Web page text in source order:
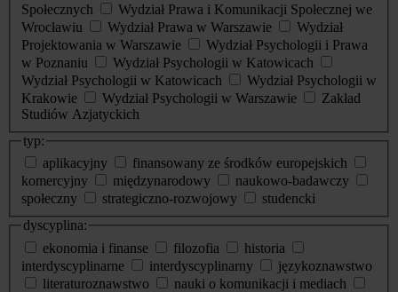
Społecznych
Wydział Prawa i Komunikacji Społecznej we
Wrocławiu
Wydział Prawa w Warszawie
Wydział
Projektowania w Warszawie
Wydział Psychologii i Prawa
w Poznaniu
Wydział Psychologii w Katowicach
Wydział Psychologii w Katowicach
Wydział Psychologii w
Krakowie
Wydział Psychologii w Warszawie
Zakład
Studiów Azjatyckich
typ:
aplikacyjny
finansowany ze środków europejskich
komercyjny
międzynarodowy
naukowo-badawczy
społeczny
strategiczno-rozwojowy
studencki
dyscyplina:
ekonomia i finanse
filozofia
historia
interdyscyplinarne
interdyscyplinarny
językoznawstwo
literaturoznawstwo
nauki o komunikacji i mediach